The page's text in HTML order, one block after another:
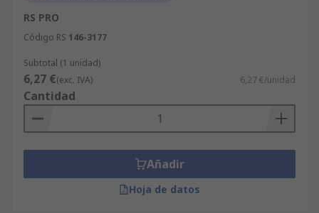
RS PRO
Código RS 146-3177
Subtotal (1 unidad)
6,27 €(exc. IVA) 6,27 €/unidad
Cantidad
Añadir
Hoja de datos